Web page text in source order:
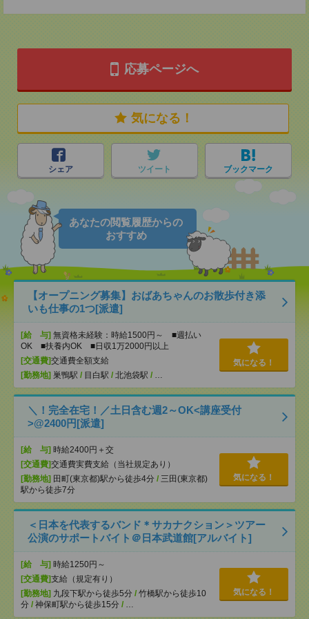
応募ページへ
気になる！
シェア ツイート ブックマーク
あなたの閲覧履歴からの
おすすめ
【オープニング募集】おばあちゃんのお散歩付き添
いも仕事の1つ[派遣]
[給 与] 無資格未経験：時給1500円～ ■週払い
OK ■扶養内OK ■日収1万2000円以上
[交通費]交通費全額支給
[勤務地] 巣鴨駅 / 目白駅 / 北池袋駅 / …
気になる！
＼！完全在宅！／土日含む週2～OK<講座受付
>@2400円[派遣]
[給 与] 時給2400円＋交
[交通費]交通費実費支給（当社規定あり）
[勤務地] 田町(東京都)駅から徒歩4分 / 三田(東京都)
駅から徒歩7分
気になる！
＜日本を代表するバンド＊サカナクション＞ツアー
公演のサポートバイト＠日本武道館[アルバイト]
[給 与] 時給1250円～
[交通費]支給（規定有り）
[勤務地] 九段下駅から徒歩5分 / 竹橋駅から徒歩10
分 / 神保町駅から徒歩15分 / …
気になる！